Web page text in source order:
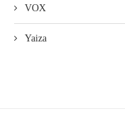
VOX
Yaiza